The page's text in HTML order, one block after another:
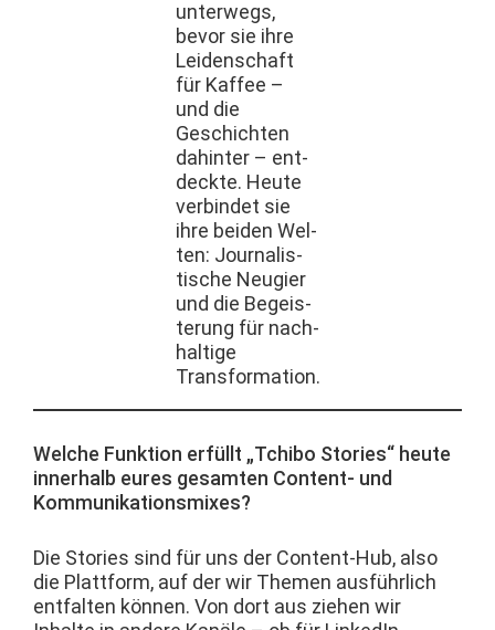
unter­wegs,
bevor sie ihre
Lei­den­schaft
für Kaf­fee –
und die
Geschicht­en
dahin­ter – ent­
deck­te. Heute
verbindet sie
ihre bei­den Wel­
ten: Jour­nal­is­
tis­che Neugi­er
und die Begeis­
terung für nach­
haltige
Transformation.
Welche Funk­tion erfüllt „Tchi­bo Sto­ries“ heute
inner­halb eures gesamten Con­tent- und
Kommunikationsmixes?
Die Sto­ries sind für uns der Con­tent-Hub, also
die Plat­tform, auf der wir The­men aus­führlich
ent­fal­ten kön­nen. Von dort aus ziehen wir